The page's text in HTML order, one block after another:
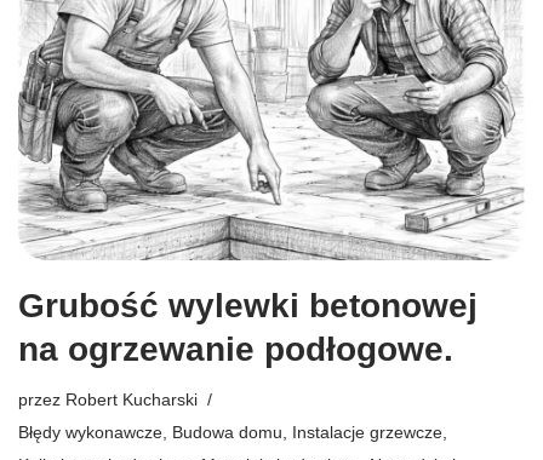
Grubość wylewki betonowej
na ogrzewanie podłogowe.
przez Robert Kucharski
Błędy wykonawcze Budowa domu Instalacje grzewcze